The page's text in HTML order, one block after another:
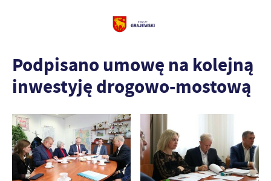
Podpisano umowę na kolejną
inwestyję drogowo-mostową